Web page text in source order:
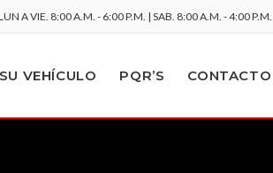
A VIE. 8:00 A.M. - 6:00 P.M. | SAB. 8:00 A.M. - 4:00 P.M.
VEHÍCULO PQR’S CONTACTO